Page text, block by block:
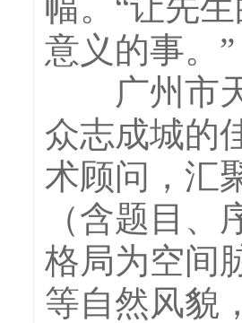
意义的事。”
广州市天
众志成城的
术顾问，汇
（含题目
格局为空间
等自然风貌